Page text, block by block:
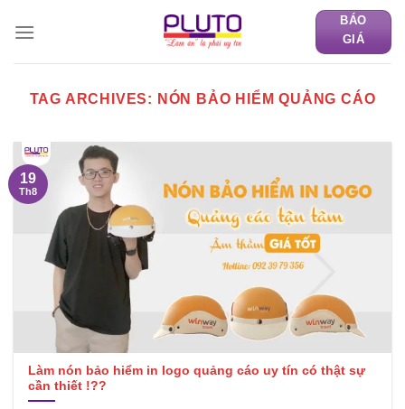
BÁO
GIÁ
TAG ARCHIVES: NÓN BẢO HIỂM QUẢNG CÁO
Làm nón bảo hiểm in logo quảng cáo uy tín có thật sự
cần thiết !??
19
Th8